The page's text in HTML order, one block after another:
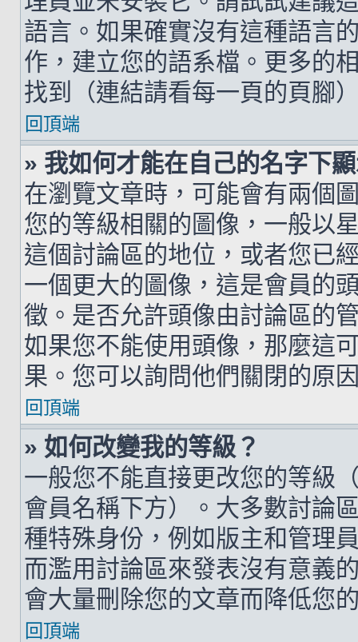
語言。如果確實沒有這種語言
作，建立您的語系檔。更多的
找到（連結請看每一頁的頁腳
回頂端
» 我如何才能在自己的名字下
在瀏覽文章時，可能會有兩個
您的等級相關的圖像，一般以
這個討論區的地位，或者您已
一個更大的圖像，這是會員的
徵。是否允許頭像由討論區的
如果您不能使用頭像，那麼這
果。您可以詢問他們關閉的原
回頂端
» 如何改變我的等級？
一般您不能直接更改您的等級
會員名稱下方）。大多數討論
種特殊身份，例如版主和管理
而濫用討論區來發表沒有意義
會大量刪除您的文章而降低您
回頂端